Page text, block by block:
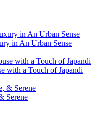
in An Urban Sense
with a Touch of Japandi
Serene